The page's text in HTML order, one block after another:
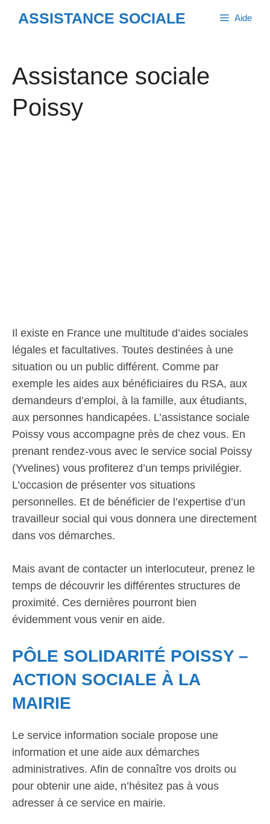
ASSISTANCE SOCIALE Aide
Assistance sociale
Poissy
Il existe en France une multitude d’aides sociales
légales et facultatives. Toutes destinées à une
situation ou un public différent. Comme par
exemple les aides aux bénéficiaires du RSA, aux
demandeurs d’emploi, à la famille, aux étudiants,
aux personnes handicapées. L’assistance sociale
Poissy vous accompagne près de chez vous. En
prenant rendez-vous avec le service social Poissy
(Yvelines) vous profiterez d’un temps privilégier.
L’occasion de présenter vos situations
personnelles. Et de bénéficier de l’expertise d’un
travailleur social qui vous donnera une directement
dans vos démarches.
Mais avant de contacter un interlocuteur, prenez le
temps de découvrir les différentes structures de
proximité. Ces dernières pourront bien
évidemment vous venir en aide.
PÔLE SOLIDARITÉ POISSY –
ACTION SOCIALE À LA
MAIRIE
Le service information sociale propose une
information et une aide aux démarches
administratives. Afin de connaître vos droits ou
pour obtenir une aide, n’hésitez pas à vous
adresser à ce service en mairie.